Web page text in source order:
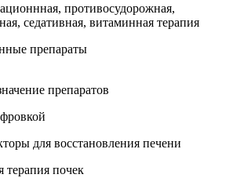
противосудорожная,
седативная, витаминная терапия
препараты
препаратов
для восстановления печени
терапия почек